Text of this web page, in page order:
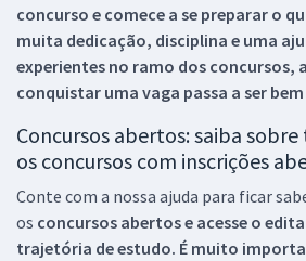
concurso e comece a se preparar o
muita dedicação, disciplina e uma
experientes no ramo dos concursos,
conquistar uma vaga passa a ser
Concursos abertos: saiba
os concursos com inscrições
Conte com a nossa ajuda para ficar
os concursos abertos e acesse o
trajetória de estudo. É muito